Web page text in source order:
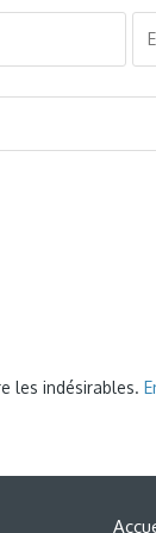
les indésirables.